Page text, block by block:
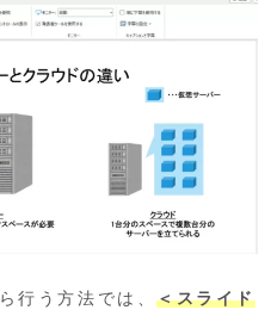
行う方法では、＜スライド